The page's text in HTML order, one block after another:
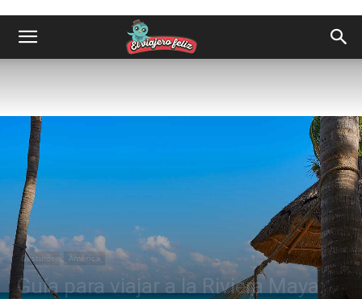
Destinos América
Guía para viajar a la Riviera Maya: